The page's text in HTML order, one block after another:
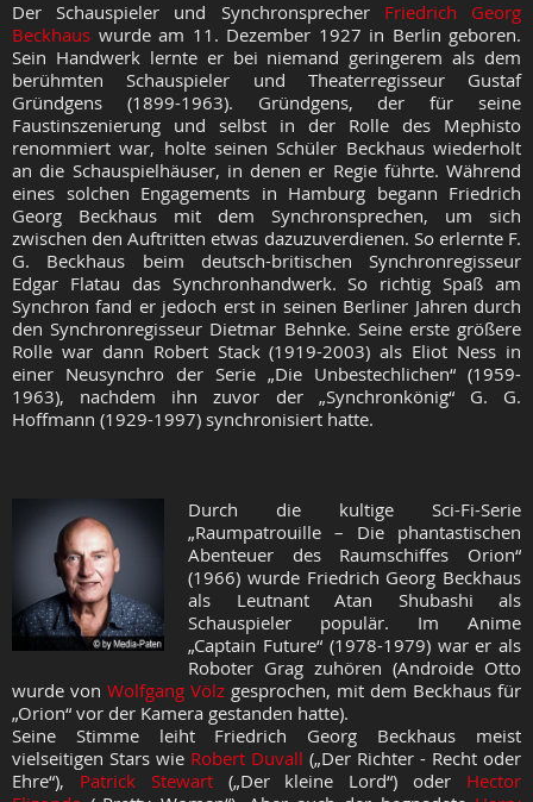
Der Schauspieler und Synchronsprecher Friedrich Georg
Beckhaus wurde am 11. Dezember 1927 in Berlin geboren.
Sein Handwerk lernte er bei niemand geringerem als dem
berühmten Schauspieler und Theaterregisseur Gustaf
Gründgens (1899-1963). Gründgens, der für seine
Faustinszenierung und selbst in der Rolle des Mephisto
renommiert war, holte seinen Schüler Beckhaus wiederholt
an die Schauspielhäuser, in denen er Regie führte. Während
eines solchen Engagements in Hamburg begann Friedrich
Georg Beckhaus mit dem Synchronsprechen, um sich
zwischen den Auftritten etwas dazuzuverdienen. So erlernte F.
G. Beckhaus beim deutsch-britischen Synchronregisseur
Edgar Flatau das Synchronhandwerk. So richtig Spaß am
Synchron fand er jedoch erst in seinen Berliner Jahren durch
den Synchronregisseur Dietmar Behnke. Seine erste größere
Rolle war dann Robert Stack (1919-2003) als Eliot Ness in
einer Neusynchro der Serie „Die Unbestechlichen“ (1959-
1963), nachdem ihn zuvor der „Synchronkönig“ G. G.
Hoffmann (1929-1997) synchronisiert hatte.
Durch die kultige Sci-Fi-Serie
„Raumpatrouille – Die phantastischen
Abenteuer des Raumschiffes Orion“
(1966) wurde Friedrich Georg Beckhaus
als Leutnant Atan Shubashi als
Schauspieler populär. Im Anime
„Captain Future“ (1978-1979) war er als
Roboter Grag zuhören (Androide Otto
wurde von Wolfgang Völz gesprochen, mit dem Beckhaus für
„Orion“ vor der Kamera gestanden hatte).
Seine Stimme leiht Friedrich Georg Beckhaus meist
vielseitigen Stars wie Robert Duvall („Der Richter - Recht oder
Ehre“), Patrick Stewart(„Der kleine Lord“) oder Hector